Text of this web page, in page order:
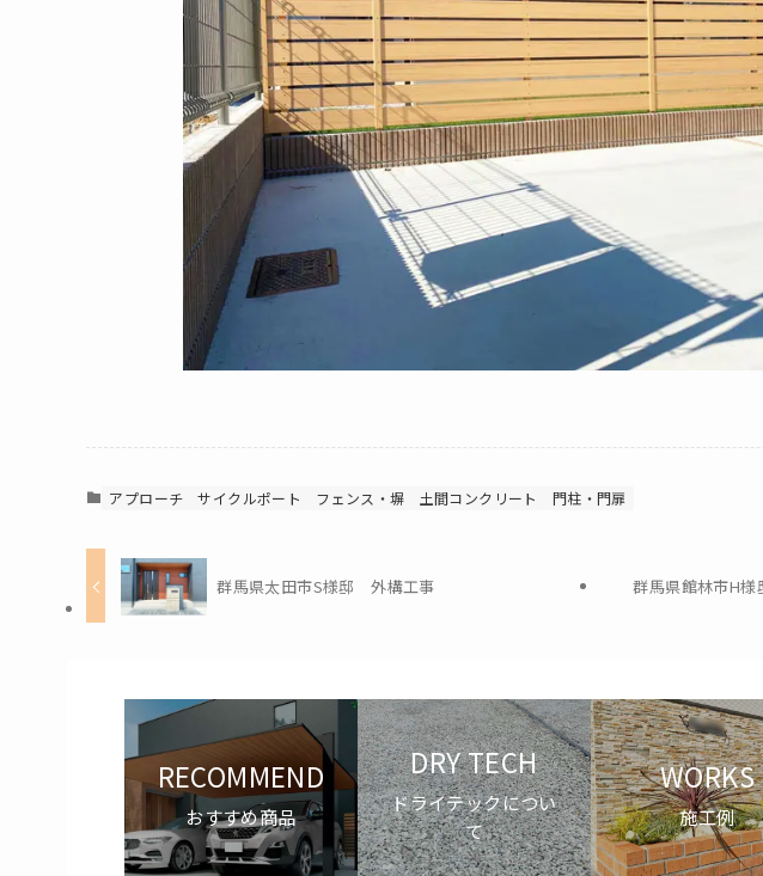
アプローチ サイクルポート フェンス・塀 土間コンクリート 門柱・門扉
群馬県太田市S様邸 外構工事 群馬県館林市H
RECOMMEND
おすすめ商品
DRY TECH
ドライテックについ
て
WORKS
施工例